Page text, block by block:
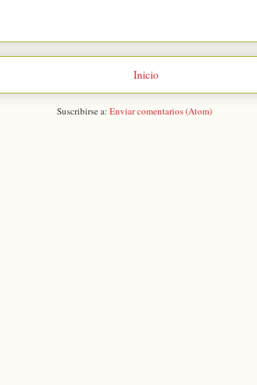
Inicio
Suscribirse a: Enviar comentarios (Atom)